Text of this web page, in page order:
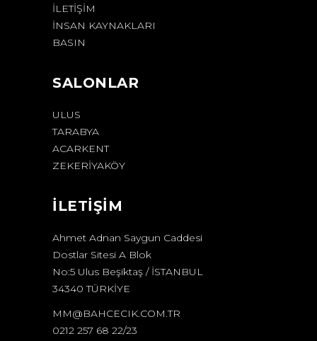
İLETIŞIM
İNSAN KAYNAKLARI
BASIN
SALONLAR
ULUS
TARABYA
ACARKENT
ZEKERİYAKÖY
İLETİŞİM
Ahmet Adnan Saygun Caddesi
Dostlar Sitesi A Blok
No:5 Ulus Beşiktaş / İSTANBUL
34340 TÜRKİYE
MM@BAHCECIK.COM.TR
0212 257 68 22/23